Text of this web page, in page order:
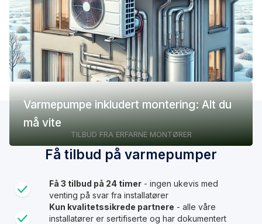
Varmepumpe inkludert montering: Alt du
må vite
TILBUD FRA ERFARNE MONTØRER
Få tilbud på varmepumper
Få 3 tilbud på 24 timer - ingen ukevis med
venting på svar fra installatører
Kun kvalitetssikrede partnere - alle våre
installatører er sertifiserte og har dokumentert